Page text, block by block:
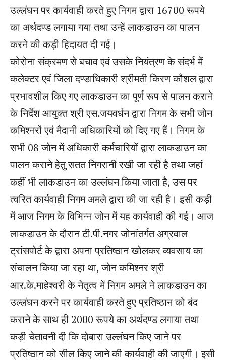
उल्लंघन पर कार्यवाही करते हुए निगम द्वारा 16700 रूपये
का अर्थदण्ड लगाया गया तथा उन्हें लाकडाउन का पालन
करने की कड़ी हिदायत दी गई।
कोरोना संक्रमण से बचाव एवं उसके नियंत्रण के संदर्भ में
कलेक्टर एवं जिला दण्डाधिकारी श्रीमती किरण कौशल द्वारा
प्रभावशील किए गए लाकडाउन का पूर्ण रूप से पालन कराने
के निर्देश आयुक्त श्री एस.जयवर्धन द्वारा निगम के सभी जोन
कमिश्नरों एवं मैदानी अधिकारियों को दिए गए हैं। निगम के
सभी 08 जोन में अधिकारी कर्मचारियों द्वारा लाकडाउन का
पालन कराने हेतु सतत निगरानी रखी जा रही है तथा जहां
कहीं भी लाकडाउन का उल्लंघन किया जाता है, उस पर
त्वरित कार्यवाही निगम अमले द्वारा की जा रही है। इसी कड़ी
में आज निगम के विभिन्न जोन में यह कार्यवाही की गई। आज
लाकडाउन के दौरान टी.पी.नगर जोनांतर्गत अग्रवाल
ट्रांसपोर्ट के द्वारा अपना प्रतिष्ठान खोलकर व्यवसाय का
संचालन किया जा रहा था, जोन कमिश्नर श्री
आर.के.माहेश्वरी के नेतृत्व में निगम अमले ने लाकडाउन का
उल्लंघन करने पर कार्यवाही करते हुए प्रतिष्ठान को बंद
कराने के साथ ही 2000 रूपये का अर्थदण्ड लगाया तथा
कड़ी चेतावनी दी कि दोबारा उल्लंघन किए जाने पर
प्रतिष्ठान को सील किए जाने की कार्यवाही की जाएगी। इसी